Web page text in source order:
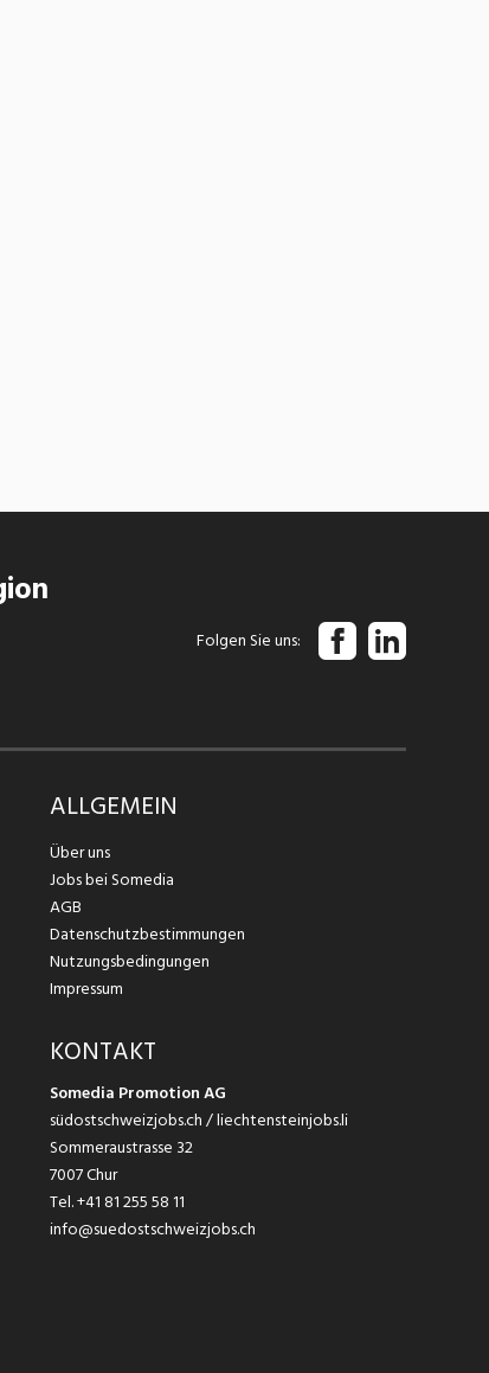
Folgen Sie uns
ALLGEMEIN
Über uns
Jobs bei Somedia
AGB
Datenschutzbestimmungen
Nutzungsbedingungen
Impressum
KONTAKT
Somedia Promotion AG
südostschweizjobs.ch / liechtensteinjobs.li
Sommeraustrasse 32
7007 Chur
Tel.+41 81 255 58 11
info@suedostschweizjobs.ch